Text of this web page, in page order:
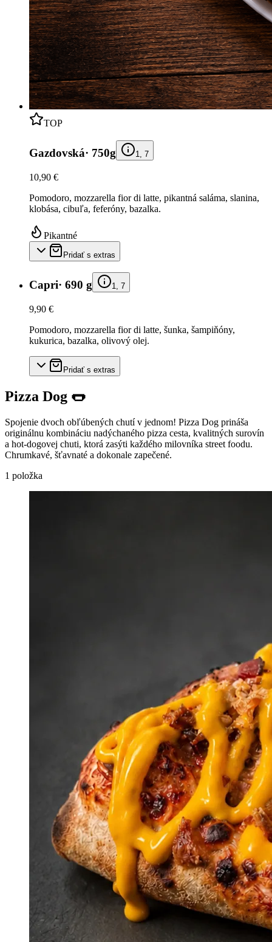
TOP
Gazdovská· 750g 1, 7
10,90 €
Pomodoro, mozzarella fior di latte, pikantná saláma, slanina,
klobása, cibuľa, feferóny, bazalka.
Pikantné
Pridať s extras
Capri· 690 g 1, 7
9,90 €
Pomodoro, mozzarella fior di latte, šunka, šampiňóny,
kukurica, bazalka, olivový olej.
Pridať s extras
Pizza Dog 🌭
Spojenie dvoch obľúbených chutí v jednom! Pizza Dog prináša
originálnu kombináciu nadýchaného pizza cesta, kvalitných surovín
a hot-dogovej chuti, ktorá zasýti každého milovníka street foodu.
Chrumkavé, šťavnaté a dokonale zapečené.
1 položka